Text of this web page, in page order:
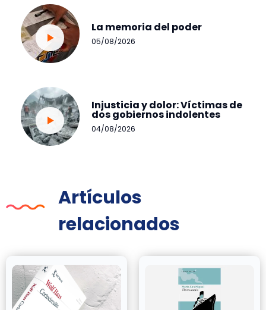
La memoria del poder
05/08/2026
Injusticia y dolor: Víctimas de
dos gobiernos indolentes
04/08/2026
Artículos
relacionados